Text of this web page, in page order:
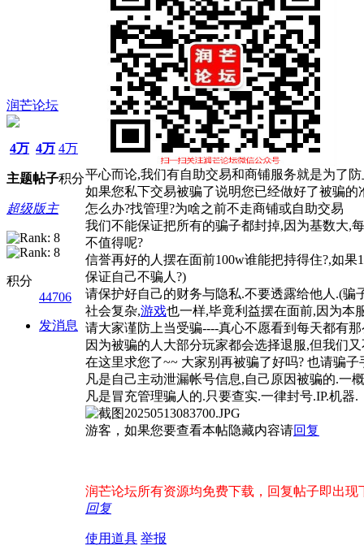
润芒论坛
4万
主题
4万
帖子
4万
积分
超级版主
积分
44706
发消息
平心而论,我们有自助交易和商铺服务就是为了
如果您私下交易被骗了说明您已经做好了被骗
怎么办?找管理?为啥之前不走商铺或自助交易
我们不能保证把所有的骗子都封掉,因为基数大,
不值得呢?
信誉再好的人摆在面前100w谁能把持得住?,如
保证自己不骗人?)
请保护好自己的财务与隐私.不要透露给他人.(骗
社会复杂,游戏也一样,毕竟利益摆在面前,因为本
请大家谨防上当受骗----真心不愿看到每天都有
因为被骗的人大部分玩家都会选择退服,但我们
在这里求您了~~ 大家别再被骗了好吗? 也请骗子
凡是自己主动泄漏帐号信息,自己原因被骗的.一
凡是冒充管理骗人的.只要查实.一律封号.IP.机器.
游客，如果您要查看本帖隐藏内容请回复
润芒论坛所有资源均免费下载，回复帖子即出现
回复
使用道具 举报